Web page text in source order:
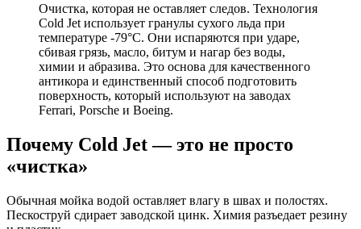
Очистка, которая не оставляет следов. Технология
Cold Jet использует гранулы сухого льда при
температуре -79°C. Они испаряются при ударе,
сбивая грязь, масло, битум и нагар без воды,
химии и абразива. Это основа для качественного
антикора и единственный способ подготовить
поверхность, который используют на заводах
Ferrari, Porsche и Boeing.
Почему Cold Jet — это не просто
«чистка»
Обычная мойка водой оставляет влагу в швах и полостях.
Пескоструй сдирает заводской цинк. Химия разъедает резину